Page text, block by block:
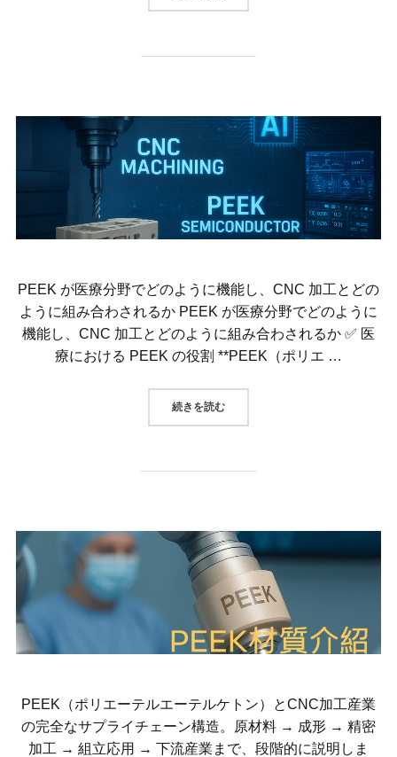
PEEK が医療分野でどのように機能し、CNC 加工とどの
ように組み合わされるか PEEK が医療分野でどのように
機能し、CNC 加工とどのように組み合わされるか ✅ 医
療における PEEK の役割 **PEEK（ポリエ …
続きを読む“PEEK が医療分野でどのように機
PEEK（ポリエーテルエーテルケトン）とCNC加工産業
の完全なサプライチェーン構造。原材料 → 成形 → 精密
加工 → 組立応用 → 下流産業まで、段階的に説明しま